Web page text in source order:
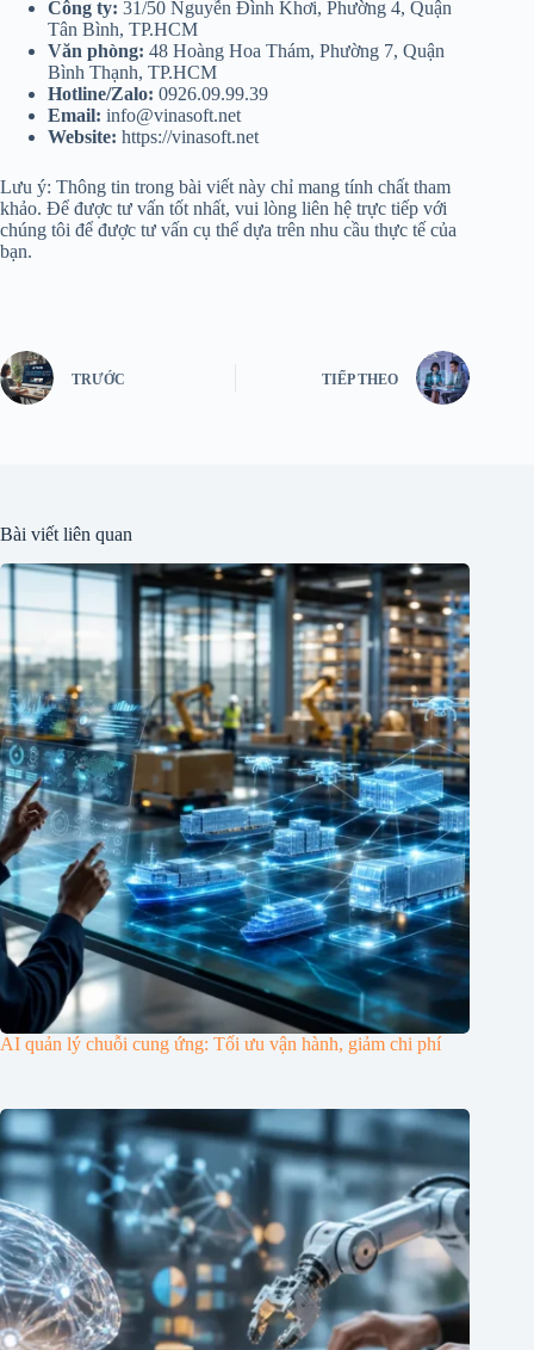
Công ty: 31/50 Nguyễn Đình Khơi, Phường 4, Quận
Tân Bình, TP.HCM
Văn phòng: 48 Hoàng Hoa Thám, Phường 7, Quận
Bình Thạnh, TP.HCM
Hotline/Zalo: 0926.09.99.39
Email: info@vinasoft.net
Website: https://vinasoft.net
Lưu ý: Thông tin trong bài viết này chỉ mang tính chất tham
khảo. Để được tư vấn tốt nhất, vui lòng liên hệ trực tiếp với
chúng tôi để được tư vấn cụ thể dựa trên nhu cầu thực tế của
bạn.
TRƯỚC TIẾP THEO
Bài viết liên quan
AI quản lý chuỗi cung ứng: Tối ưu vận hành, giảm chi phí